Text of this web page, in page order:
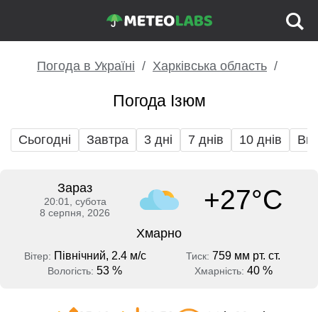
Погода в Україні Харківська область
Погода Ізюм
Сьогодні Завтра 3 дні 7 днів 10 днів
Зараз
20:01, субота
8 серпня, 2026
+27°C
Хмарно
Вітер: Північний, 2.4 м/с Тиск: 759 мм рт. ст.
Вологість: 53 % Хмарність: 40 %